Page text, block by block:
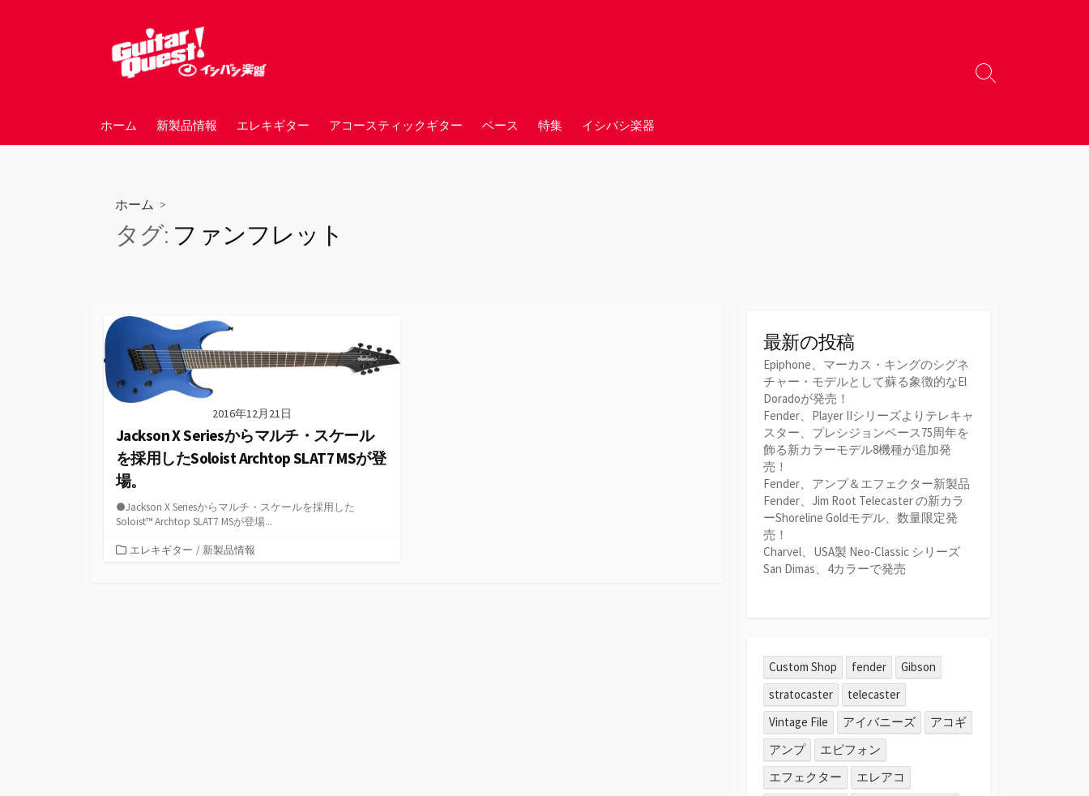
ホーム 新製品情報 エレキギター アコースティックギター ベース 特集 イシバシ楽器
検
替
ホーム >
タグ: ファンフレット
2016年12月21日
Jackson X Seriesからマルチ・スケール
を採用したSoloist Archtop SLAT7 MSが登
場。
●Jackson X Seriesからマルチ・スケールを採用した
Soloist™ Archtop SLAT7 MSが登場...
カエレキギター / 新製品情報
最新の投稿
Epiphone、マーカス・キングのシグネ
チャー・モデルとして蘇る象徴的なEl
Doradoが発売！
Fender、Player IIシリーズよりテレキャ
スター、プレシジョンベース75周年を
飾る新カラーモデル8機種が追加発
売！
Fender、アンプ＆エフェクター新製品
Fender、Jim Root Telecaster の新カラ
ーShoreline Goldモデル、数量限定発
売！
Charvel、USA製 Neo-Classic シリーズ
San Dimas、4カラーで発売
Custom Shop fender
Gibson
stratocaster
telecaster
Vintage File
アイバニーズ
アコギ
アンプ
エピフォン
エフェクター
エレアコ